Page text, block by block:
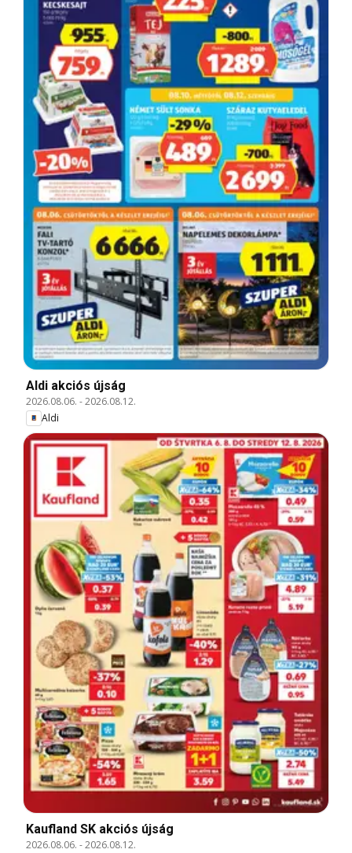
Aldi akciós újság
2026.08.06. -2026.08.12.
Aldi
Kaufland SK akciós újság
2026.08.06. -2026.08.12.